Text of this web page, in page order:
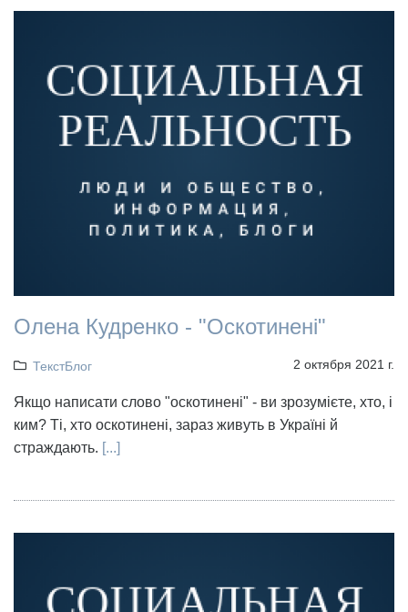
Олена Кудренко - "Оскотинені"
ТекстБлог 2 октября 2021 г.
Якщо написати слово "оскотинені" - ви зрозумієте, хто, і
ким? Ті, хто оскотинені, зараз живуть в Україні й
страждають. [...]